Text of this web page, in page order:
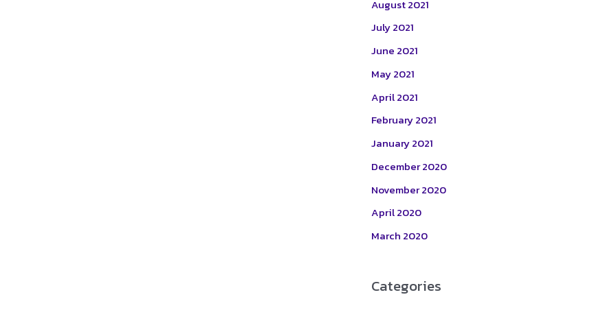
August 2021
July 2021
June 2021
May 2021
April 2021
February 2021
January 2021
December 2020
November 2020
April 2020
March 2020
Categories